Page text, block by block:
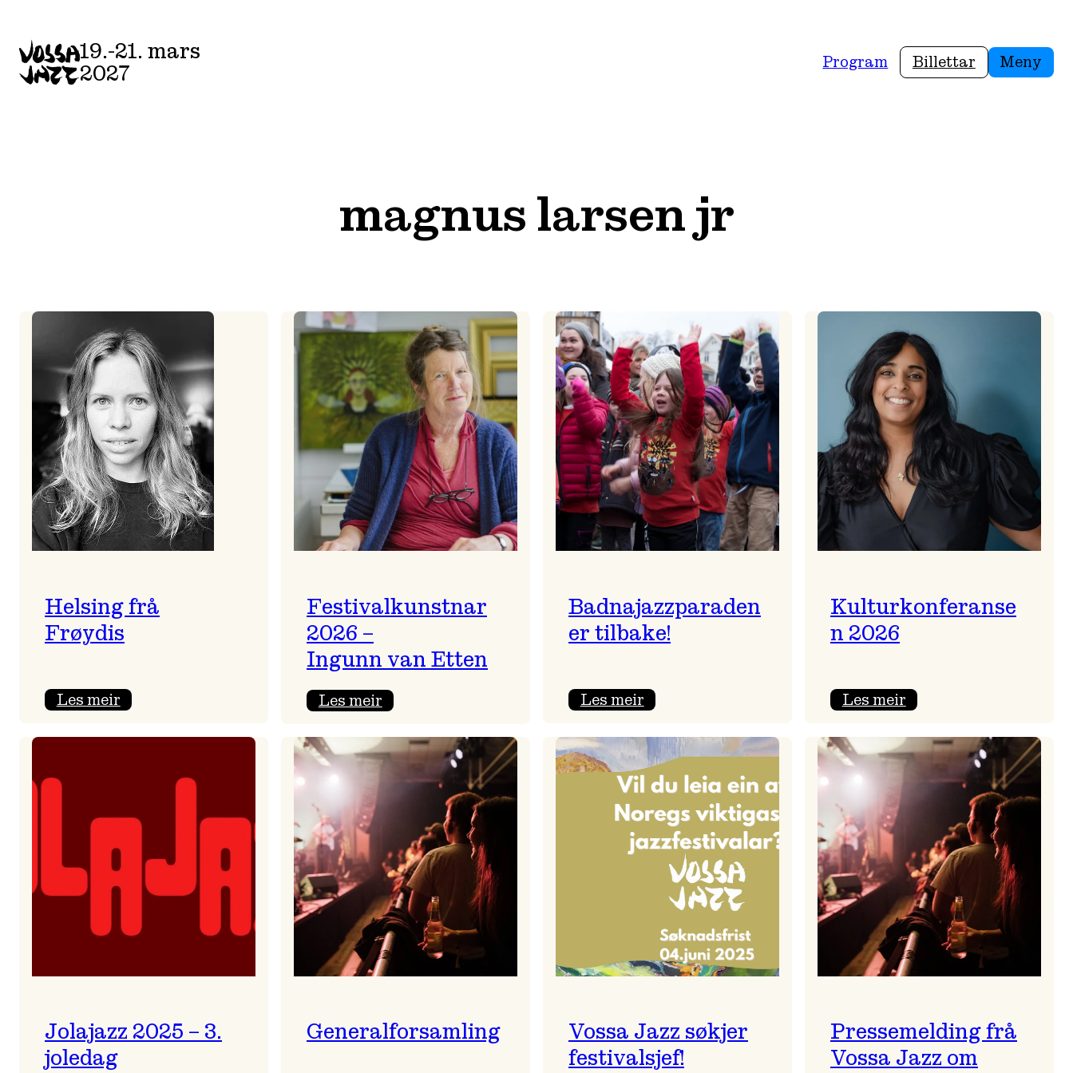
content
19.-21. mars
2027
Program Billettar Meny
magnus larsen jr
Helsing frå
Frøydis
Les meir:
frå
Festivalkunstnar
2026 –
Ingunn van Etten
Les meir:
2026
–
Ingunn van Etten
Badnajazzparaden
er tilbake!
Les meir:
er
tilbake!
Kulturkonferanse
n 2026
Les meir:
2026
Jolajazz 2025 – 3.
joledag
Generalforsamling
Vossa Jazz søkjer
festivalsjef!
Pressemelding frå
Vossa Jazz om